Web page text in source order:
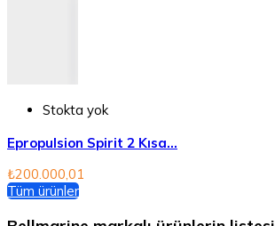
Stokta yok
Epropulsion Spirit 2 Kısa...
₺200.000,01
Tüm ürünler